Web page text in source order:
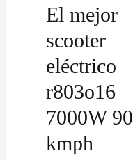
El mejor
scooter
eléctrico
r803o16
7000W 90
kmph